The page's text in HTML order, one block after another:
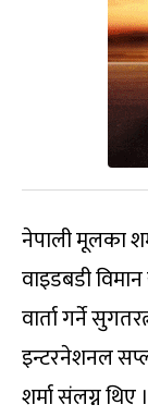
नेपाली मूलका
वाइडबडी
वार्ता गर्ने
इन्टरनेशनल
शर्मा संलग्न थिए ।